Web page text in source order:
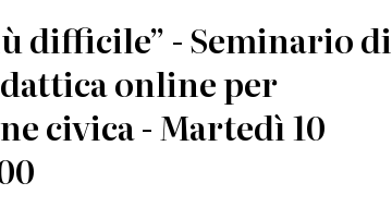
difficile” - Seminario di
online per
civica - Martedì 10